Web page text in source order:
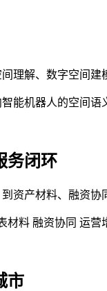
理解、数字空间建
务闭环
资产材料、融资
材料 融资协同 运营
市